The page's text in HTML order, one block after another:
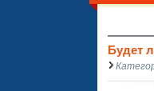
Будет